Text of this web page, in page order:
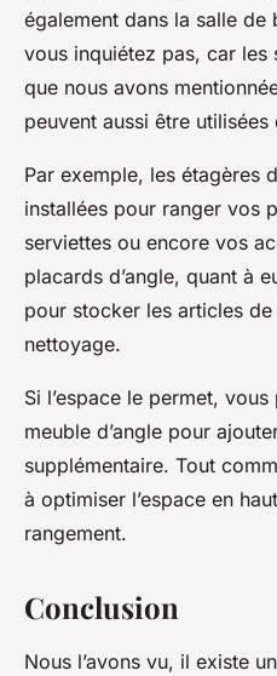
également dans la salle de
vous inquiétez pas, car les
que nous avons
peuvent aussi être
Par exemple, les étagères
installées pour ranger vos
serviettes ou encore vos
placards d’angle, quant à
pour stocker les articles
nettoyage.
Si l’espace le permet,
meuble d’angle pour
supplémentaire. Tout
à optimiser l’espace en
rangement.
Conclusion
Nous l’avons vu, il existe